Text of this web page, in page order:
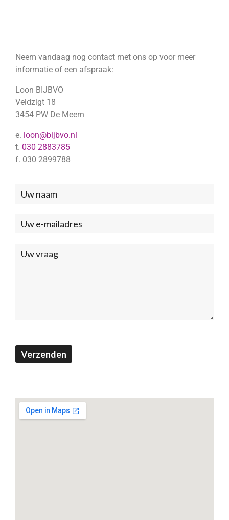
Neem vandaag nog contact met ons op voor meer
informatie of een afspraak:
Loon BIJBVO
Veldzigt 18
3454 PW De Meern
e. loon@bijbvo.nl
t. 030 2883785
f. 030 2899788
Neem
met
ons
Verzenden